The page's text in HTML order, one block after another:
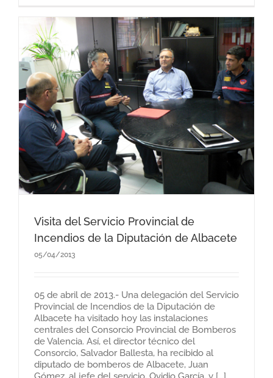
Visita del Servicio Provincial de
Incendios de la Diputación de Albacete
05/04/2013
05 de abril de 2013.- Una delegación del Servicio
Provincial de Incendios de la Diputación de
Albacete ha visitado hoy las instalaciones
centrales del Consorcio Provincial de Bomberos
de Valencia. Así, el director técnico del
Consorcio, Salvador Ballesta, ha recibido al
diputado de bomberos de Albacete, Juan